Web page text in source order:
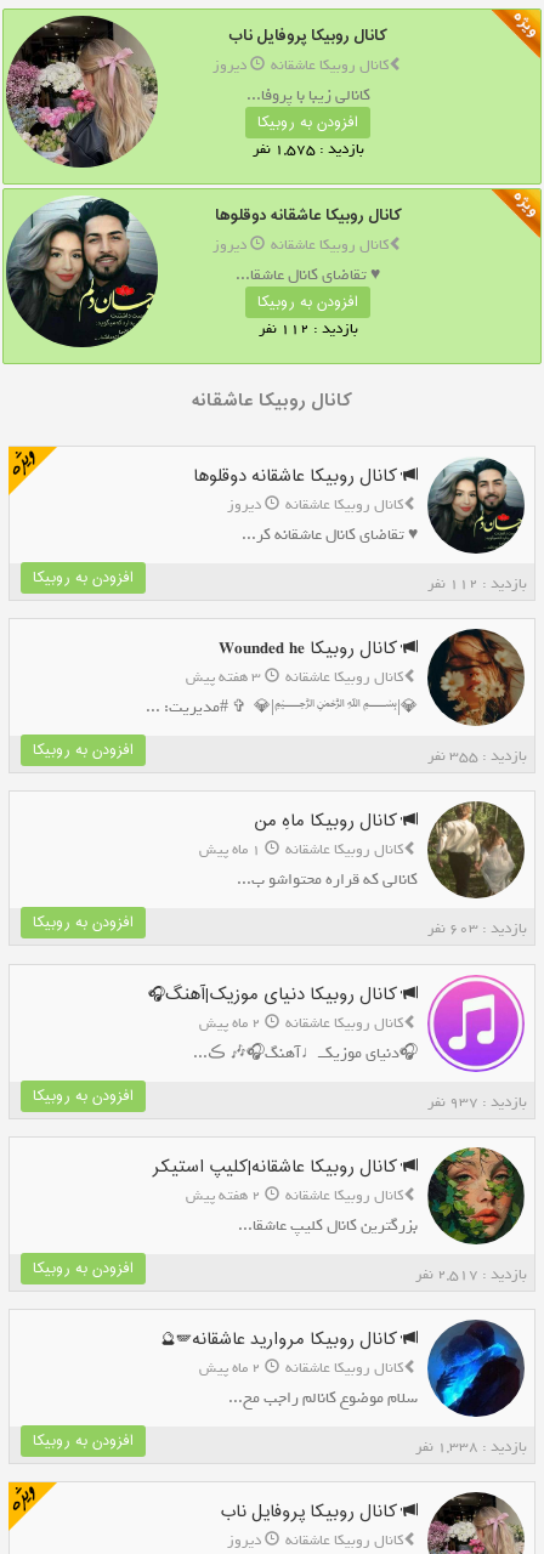
کانال روبیکا پروفایل ناب
کانال روبیکا عاشقانه دیروز
کانالی زیبا با پروفا...
افزودن به روبیکا
بازدید : 1,575 نفر
کانال روبیکا عاشقانه دوقلوها
کانال روبیکا عاشقانه دیروز
♥ تقاضای کانال عاشقا...
افزودن به روبیکا
بازدید : 112 نفر
کانال روبیکا عاشقانه
کانال روبیکا عاشقانه دوقلوها
کانال روبیکا عاشقانه دیروز
♥ تقاضای کانال عاشقانه کر...
بازدید : 112 نفر افزودن به روبیکا
کانال روبیکا 𝐖𝐨𝐮𝐧𝐝𝐞𝐝 𝐡𝐞
کانال روبیکا عاشقانه 3 هفته پیش
💎|﷽|💎 ✞ ‌#مدیریت: ...
بازدید : 355 نفر افزودن به روبیکا
کانال روبیکا ماهِ من
کانال روبیکا عاشقانه 1 ماه پیش
کانالی که قراره محتواشو ب...
بازدید : 603 نفر افزودن به روبیکا
کانال روبیکا دنیای موزیک|آهنگ🎧
کانال روبیکا عاشقانه 2 ماه پیش
🎧دنیای موزیکــ♩آهنگ🎧🎶 ڪ...
بازدید : 937 نفر افزودن به روبیکا
کانال روبیکا عاشقانه|کلیپ استیکر
کانال روبیکا عاشقانه 2 هفته پیش
بزرگترین کانال کلیپ عاشقا...
بازدید : 2,517 نفر افزودن به روبیکا
کانال روبیکا مروارید عاشقانه🪽🔮
کانال روبیکا عاشقانه 2 ماه پیش
سلام موضوع کانالم راجب مح...
بازدید : 1,338 نفر افزودن به روبیکا
کانال روبیکا پروفایل ناب
کانال روبیکا عاشقانه دیروز